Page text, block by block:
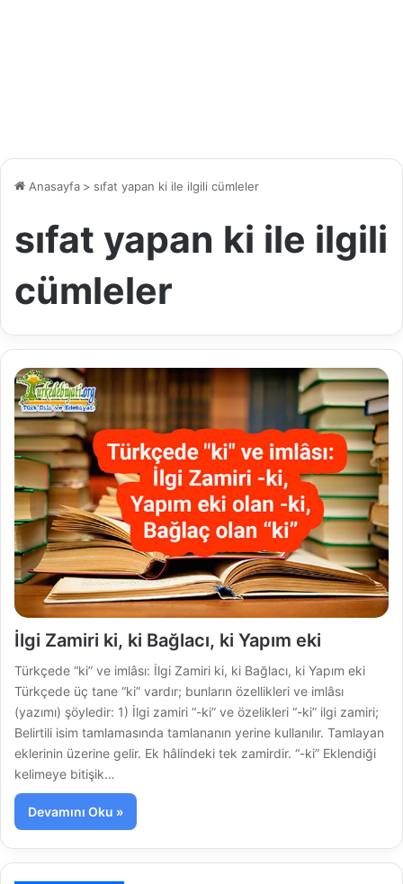
Anasayfa > sıfat yapan ki ile ilgili cümleler
sıfat yapan ki ile ilgili
cümleler
İlgi Zamiri ki, ki Bağlacı, ki Yapım eki
Türkçede “ki” ve imlâsı: İlgi Zamiri ki, ki Bağlacı, ki Yapım eki
Türkçede üç tane “ki” vardır; bunların özellikleri ve imlâsı
(yazımı) şöyledir: 1) İlgi zamiri “-ki” ve özelikleri “-ki” ilgi zamiri;
Belirtili isim tamlamasında tamlananın yerine kullanılır. Tamlayan
eklerinin üzerine gelir. Ek hâlindeki tek zamirdir. “-ki” Eklendiği
kelimeye bitişik…
Devamını Oku »